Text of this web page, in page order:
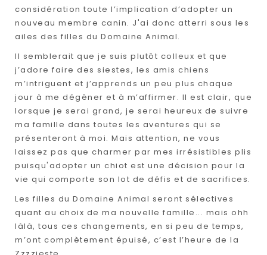
considération toute l’implication d’adopter un
nouveau membre canin. J'ai donc atterri sous les
ailes des filles du Domaine Animal.
Il semblerait que je suis plutôt colleux et que
j’adore faire des siestes, les amis chiens
m’intriguent et j’apprends un peu plus chaque
jour à me dégêner et à m’affirmer. Il est clair, que
lorsque je serai grand, je serai heureux de suivre
ma famille dans toutes les aventures qui se
présenteront à moi. Mais attention, ne vous
laissez pas que charmer par mes irrésistibles plis
puisqu'adopter un chiot est une décision pour la
vie qui comporte son lot de défis et de sacrifices.
Les filles du Domaine Animal seront sélectives
quant au choix de ma nouvelle famille... mais ohh
làlà, tous ces changements, en si peu de temps,
m’ont complètement épuisé, c’est l’heure de la